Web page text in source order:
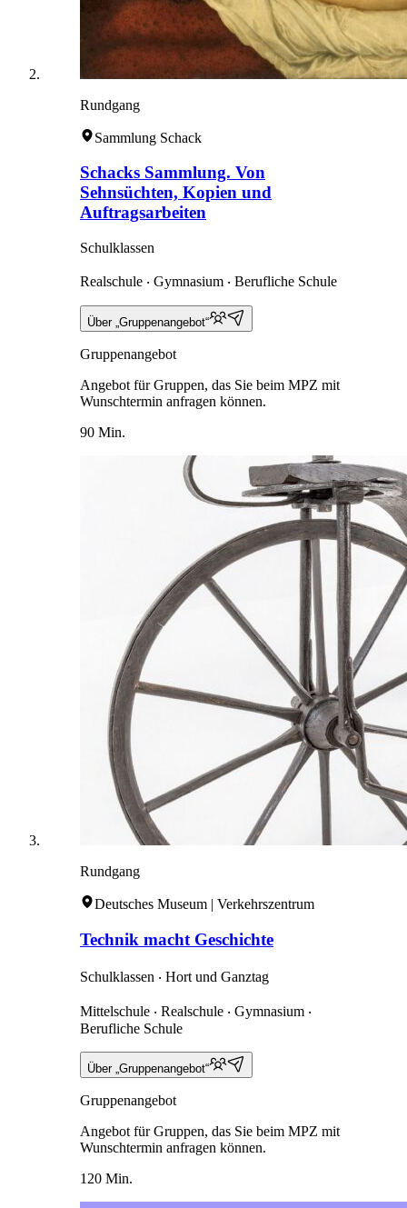
Rundgang
Sammlung Schack
Schacks Sammlung. Von
Sehnsüchten, Kopien und
Auftragsarbeiten
Schulklassen
Realschule ‧ Gymnasium ‧ Berufliche Schule
Über „Gruppenangebot“
Gruppenangebot
Angebot für Gruppen, das Sie beim MPZ mit
Wunschtermin anfragen können.
90 Min.
Rundgang
Deutsches Museum | Verkehrszentrum
Technik macht Geschichte
Schulklassen ‧ Hort und Ganztag
Mittelschule ‧ Realschule ‧ Gymnasium ‧
Berufliche Schule
Über „Gruppenangebot“
Gruppenangebot
Angebot für Gruppen, das Sie beim MPZ mit
Wunschtermin anfragen können.
120 Min.